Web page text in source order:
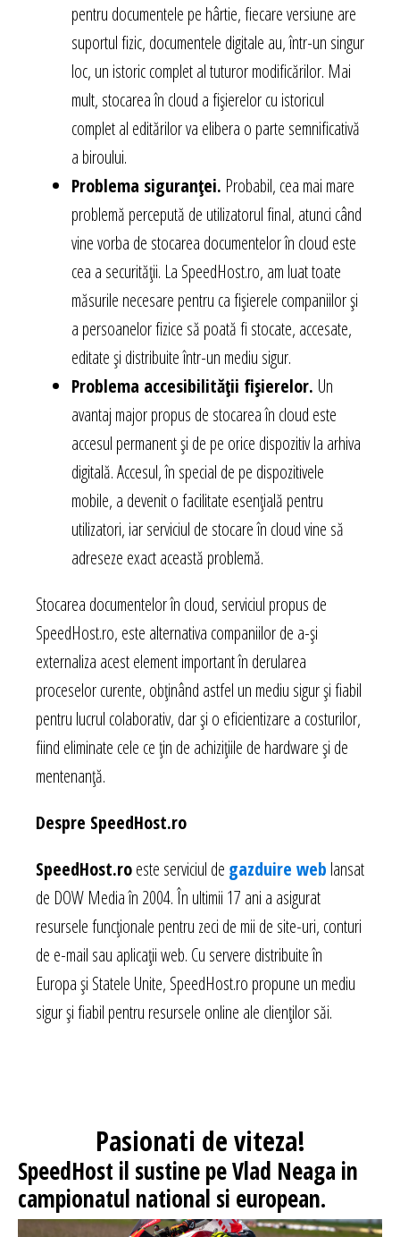
pentru documentele pe hârtie, fiecare versiune are
suportul fizic, documentele digitale au, într-un singur
loc, un istoric complet al tuturor modificărilor. Mai
mult, stocarea în cloud a fișierelor cu istoricul
complet al editărilor va elibera o parte semnificativă
a biroului.
Problema siguranței. Probabil, cea mai mare
problemă percepută de utilizatorul final, atunci când
vine vorba de stocarea documentelor în cloud este
cea a securității. La SpeedHost.ro, am luat toate
măsurile necesare pentru ca fișierele companiilor și
a persoanelor fizice să poată fi stocate, accesate,
editate și distribuite într-un mediu sigur.
Problema accesibilității fișierelor. Un
avantaj major propus de stocarea în cloud este
accesul permanent și de pe orice dispozitiv la arhiva
digitală. Accesul, în special de pe dispozitivele
mobile, a devenit o facilitate esențială pentru
utilizatori, iar serviciul de stocare în cloud vine să
adreseze exact această problemă.
Stocarea documentelor în cloud, serviciul propus de
SpeedHost.ro, este alternativa companiilor de a-și
externaliza acest element important în derularea
proceselor curente, obținând astfel un mediu sigur și fiabil
pentru lucrul colaborativ, dar și o eficientizare a costurilor,
fiind eliminate cele ce țin de achizițiile de hardware și de
mentenanță.
Despre SpeedHost.ro
SpeedHost.roeste serviciul de gazduire web lansat
de DOW Media în 2004. În ultimii 17 ani a asigurat
resursele funcționale pentru zeci de mii de site-uri, conturi
de e-mail sau aplicații web. Cu servere distribuite în
Europa și Statele Unite, SpeedHost.ro propune un mediu
sigur și fiabil pentru resursele online ale clienților săi.
Pasionati de viteza!
SpeedHost il sustine pe Vlad Neaga in
campionatul national si european.